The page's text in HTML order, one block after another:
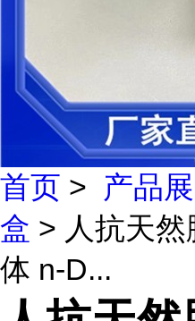
首页 > 产品
盒 > 人抗天
体 n-D...